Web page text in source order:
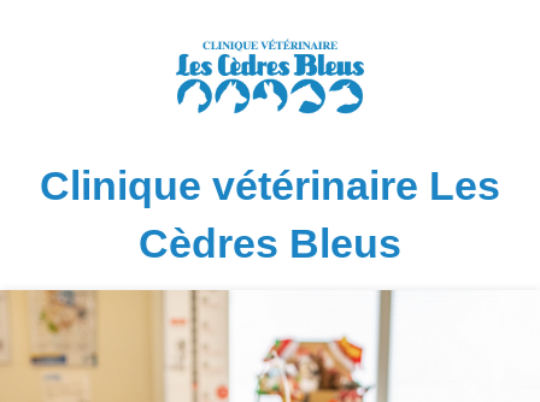
Clinique vétérinaire Les
Cèdres Bleus